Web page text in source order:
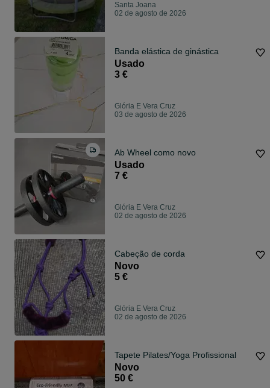
Santa Joana
02 de agosto de 2026
Banda elástica de ginástica
Usado
3 €
Glória E Vera Cruz
03 de agosto de 2026
Ab Wheel como novo
Usado
7 €
Glória E Vera Cruz
02 de agosto de 2026
Cabeção de corda
Novo
5 €
Glória E Vera Cruz
02 de agosto de 2026
Tapete Pilates/Yoga Profissional
Novo
50 €